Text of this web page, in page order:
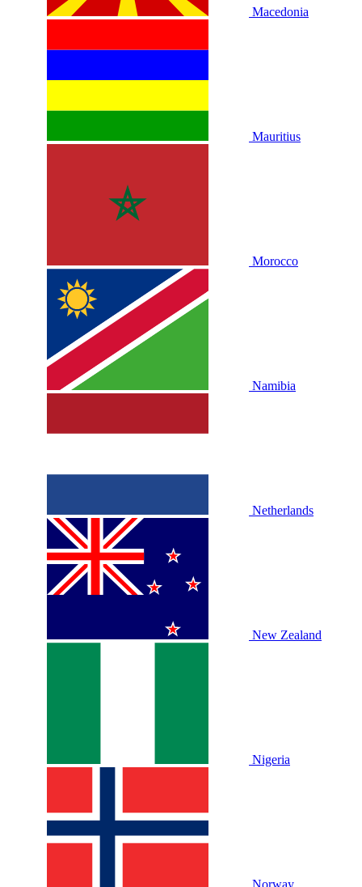
Macedonia
Mauritius
Morocco
Namibia
Netherlands
New Zealand
Nigeria
Norway